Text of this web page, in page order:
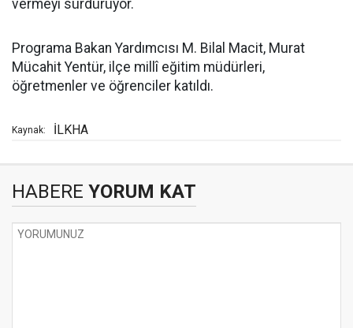
vermeyi sürdürüyor.
Programa Bakan Yardımcısı M. Bilal Macit, Murat
Mücahit Yentür, ilçe millî eğitim müdürleri,
öğretmenler ve öğrenciler katıldı.
Kaynak: İLKHA
HABERE YORUM KAT